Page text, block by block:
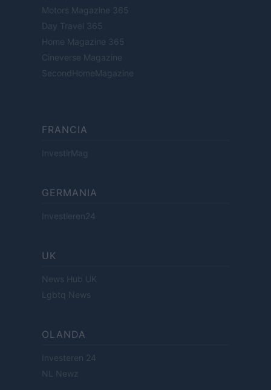
Motors Magazine 365
Day Travel 365
Home Magazine 365
Cineverse Magazine
SecondHomeMagazine
FRANCIA
InvestirMag
GERMANIA
Investieren24
UK
News Hub UK
Lgbtq News
OLANDA
Investeren 24
NL Newz